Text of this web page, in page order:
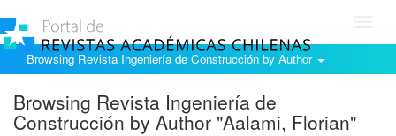
Browsing Revista Ingeniería de Construcción by Author
Browsing Revista Ingeniería de
Construcción by Author "Aalami, Florian"